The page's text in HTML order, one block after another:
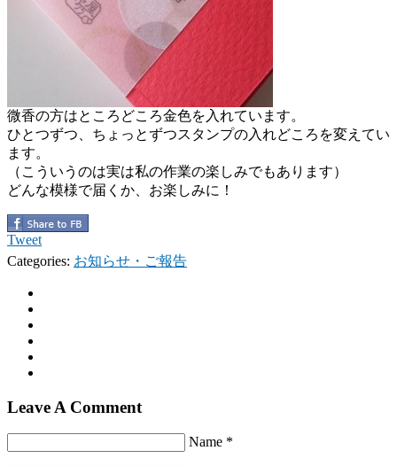
微香の方はところどころ金色を入れています。
ひとつずつ、ちょっとずつスタンプの入れどころを変えてい
ます。
（こういうのは実は私の作業の楽しみでもあります）
どんな模様で届くか、お楽しみに！
Tweet
Categories: お知らせ・ご報告
Leave A Comment
Name *